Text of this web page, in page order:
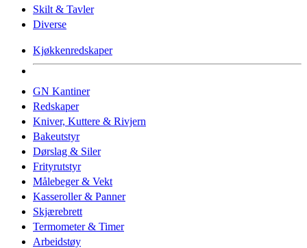
Skilt & Tavler
Diverse
Kjøkkenredskaper
GN Kantiner
Redskaper
Kniver, Kuttere & Rivjern
Bakeutstyr
Dørslag & Siler
Frityrutstyr
Målebeger & Vekt
Kasseroller & Panner
Skjærebrett
Termometer & Timer
Arbeidstøy